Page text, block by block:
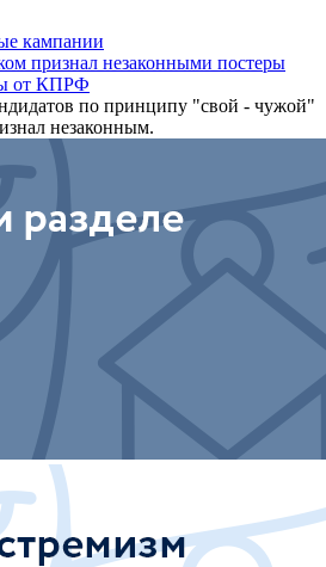
кампании
признал незаконными постеры
от КПРФ
по принципу "свой - чужой"
незаконным.